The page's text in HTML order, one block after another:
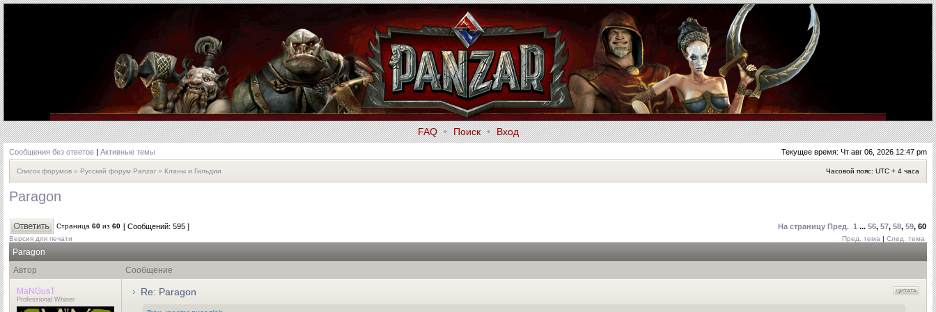
FAQ • Поиск • Вход
Сообщения без ответов | Активные темы Текущее время: Чт авг 06, 2026 12:47 pm
Список форумов » Русский форум Panzar » Кланы и Гильдии Часовой пояс: UTC + 4 часа
Paragon
Страница 60 из 60 [ Сообщений: 595 ] На страницу Пред. 1 ... 56, 57, 58, 59, 60
Версия для печати Пред. тема | След. тема
Paragon
Автор
Сообщение
MaNGusT
Professional Whiner
Re: Paragon